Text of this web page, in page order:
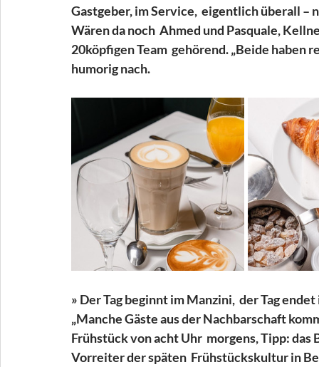
Gastgeber, im Service,  eigentlich überall –
Wären da noch  Ahmed und Pasquale,
20köpfigen Team  gehörend. „Beide haben
humorig nach.
» Der Tag beginnt im Manzini,  der Tag
„Manche Gäste aus der Nachbarschaft
Frühstück von acht Uhr  morgens, Tipp: das
Vorreiter der späten  Frühstückskultur in